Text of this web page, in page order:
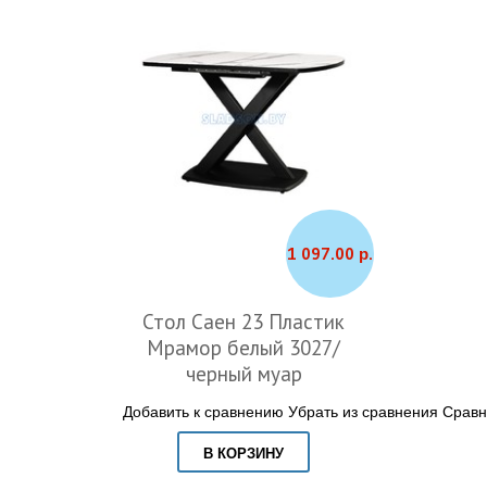
1 097.00 р.
Стол Саен 23 Пластик
Мрамор белый 3027/
черный муар
Добавить к сравнению Убрать из сравнения
В КОРЗИНУ